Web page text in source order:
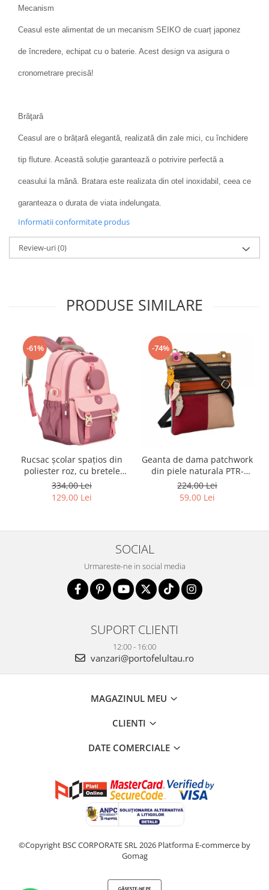
Mecanism
Ceasul este alimentat de un mecanism SEIKO de cuarț japonez
de încredere, echipat cu o baterie. Acest design va asigura o
cronometrare precisă!
Brăţară
Ceasul are o brățară elegantă, realizată din zale mici, cu închidere
tip fluture. Această soluție garantează o potrivire perfectă a
ceasului la mână. Bratara este realizata din otel inoxidabil, ceea ce
garanteaza o durata de viata indelungata.
Informatii conformitate produs
Review-uri(0)
PRODUSE SIMILARE
-61%
Rucsac școlar spațios din
poliester roz, cu bretele
reglabile - Peterson PTR-
PTN 8610-1327 PINK
334,00 Lei
129,00 Lei
-74%
Geanta de dama patchwork
din piele naturala PTR-
1718-SKL-6922 MULTI
224,00 Lei
59,00 Lei
SOCIAL
Urmareste-ne in social media
SUPORT CLIENTI
12:00 - 16:00
vanzari@portofelultau.ro
MAGAZINUL MEU
CLIENTI
DATE COMERCIALE
©Copyright BSC CORPORATE SRL 2026 Platforma E-commerce by
Gomag